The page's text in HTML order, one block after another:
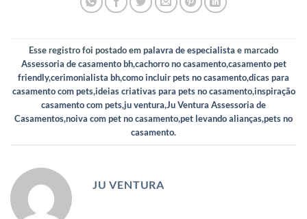
Esse registro foi postado empalavra de especialista e marcado
Assessoria de casamento bh,cachorro no casamento,casamento pet
friendly,cerimonialista bh,como incluir pets no casamento,dicas para
casamento com pets,ideias criativas para pets no casamento,inspiração
casamento com pets,ju ventura,Ju Ventura Assessoria de
Casamentos,noiva com pet no casamento,pet levando alianças,pets no
casamento.
JU VENTURA